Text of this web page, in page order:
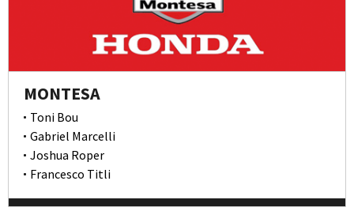
MONTESA
Toni Bou
Gabriel Marcelli
Joshua Roper
Francesco Titli